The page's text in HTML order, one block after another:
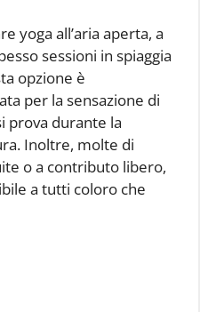
yoga all’aria aperta, a
sessioni in spiaggia
opzione è
per la sensazione di
prova durante la
Inoltre, molte di
o a contributo libero,
a tutti coloro che